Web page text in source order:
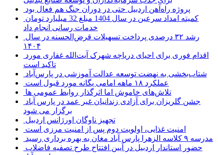
پروژه راه‌آهن اردبیل حتی در دوران جنگ هم فعال بود
خدمات رسانی انجام داد
۱۴۰۴
تاکید است
شتاب‌بخشی به نهضت توسعه عدالت آموزشی در پارس‌آباد
عملکرد ۱۸ ماهه امامی یگانه مورد قبول است
تلاش‌های خاموش اما اثرگذار روابط عمومی ها
برگزار می شود
تجهیز ناوگان اورژانس اردبیل
امنیت غذایی، اولویت دوم پس از امنیت مرزی است
مدرسه ۹ کلاسه الزهرا پارس آباد مغان به بهره برداری رسید